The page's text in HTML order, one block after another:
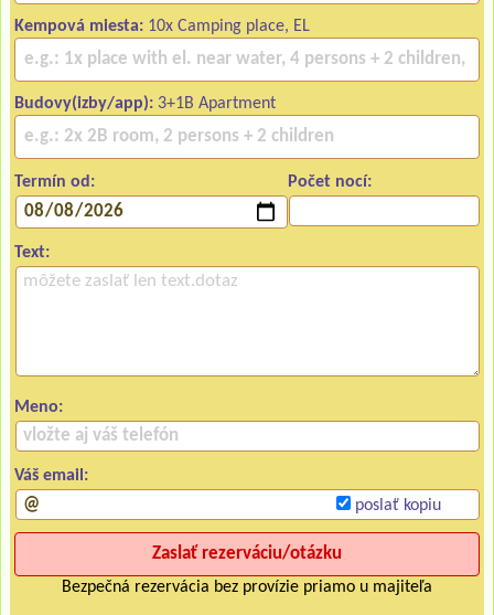
Kempová miesta: 10x Camping place, EL
Budovy(izby/app): 3+1B Apartment
Termín od: Počet nocí:
Text:
Meno:
Váš email:
poslať kopiu
Bezpečná rezervácia bez provízie priamo u majiteľa